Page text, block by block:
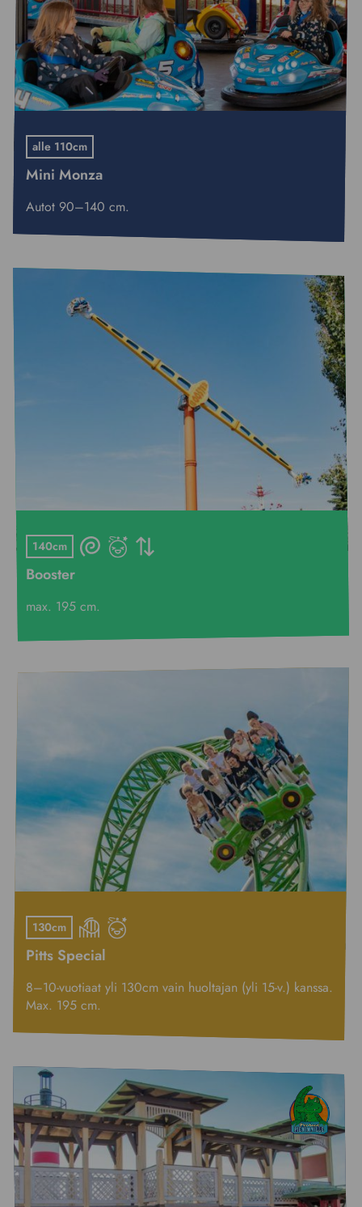
alle 110cm
Mini Monza
Autot 90–140 cm.
140cm
Booster
max. 195 cm.
130cm
Pitts Special
8–10-vuotiaat yli 130cm vain huoltajan (yli 15-v.) kanssa.
Max. 195 cm.